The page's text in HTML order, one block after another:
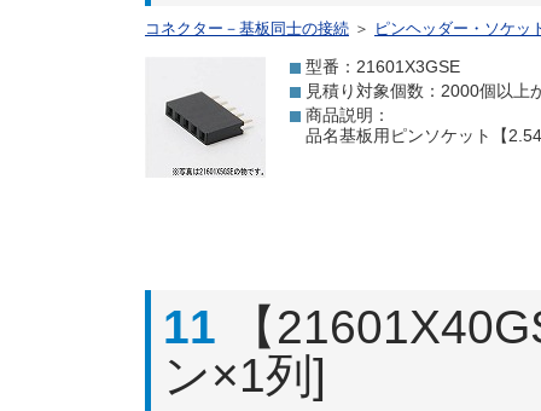
コネクター－基板同士の接続 ＞ ピンヘッダー・ソケッ
型番：21601X3GSE
見積り対象個数：2000個以上
商品説明：
品名基板用ピンソケット【
11
【
ン×1列]